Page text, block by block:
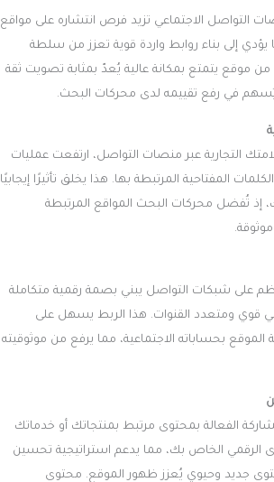
التواصل الاجتماعي تزيد فرص انتشاره على مواقع
إلى بناء روابط واردة قوية تعزز من سلطة
موقع يتمتع بمكانة عالية يُعدّ بمثابة تصويت ثقة
في رفع تقييمه لدى محركات البحث.
التجارية عبر منصات التواصل، ارتفعت عمليات
المفتاحية المرتبطة بها. هذا يخلق تأثيرًا إيجابيًا
إذ تُفضل محركات البحث المواقع المرتبطة
على شبكات التواصل يبني بصمة رقمية متكاملة
قوي ومتعدد القنوات. هذا الربط يسهل على
بحساباته الاجتماعية، مما يرفع من موثوقيته
الفعالة بمحتوى مرتبط بمنتجاتك أو خدماتك
الرقمي الخاص بك، مما يدعم استراتيجية تحسين
جديد وحيوي يُعزز ظهور الموقع. محتوى